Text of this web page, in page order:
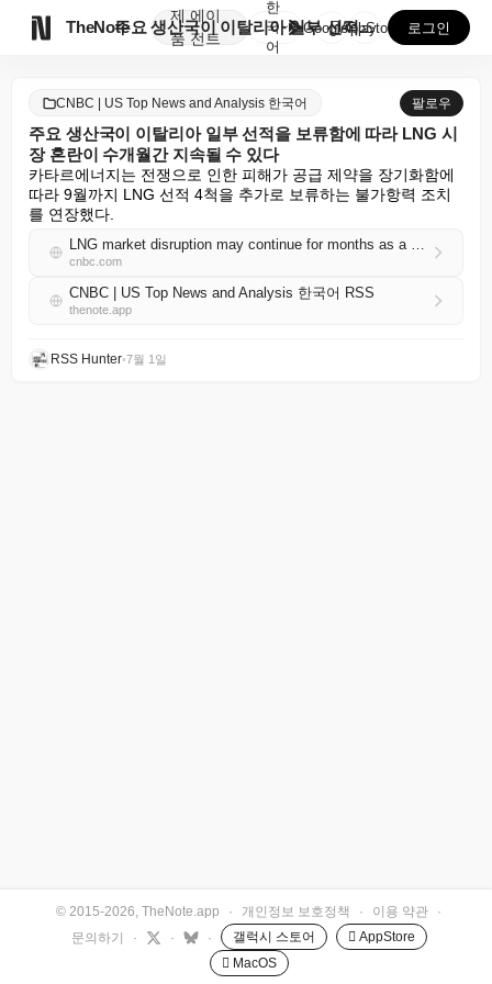
TheNote
제
품
에이
전트
주요 생산국이 이탈리아 일부 선적을 보류함에 따라 LN...
한
국
어
GooglePlay
AppStore 로그인
CNBC | US Top News and Analysis 한국어 팔로우
주요 생산국이 이탈리아 일부 선적을 보류함에 따라 LNG 시
장 혼란이 수개월간 지속될 수 있다
카타르에너지는 전쟁으로 인한 피해가 공급 제약을 장기화함에
따라 9월까지 LNG 선적 4척을 추가로 보류하는 불가항력 조치
를 연장했다.
LNG market disruption may continue for months as a top producer withholds some Italian shipments
cnbc.com
CNBC | US Top News and Analysis 한국어 RSS
thenote.app
RSS Hunter•7월 1일
© 2015-2026, TheNote.app · 개인정보 보호정책 · 이용 약관
·
문의하기
· · · 갤럭시 스토어
 AppStore
 MacOS